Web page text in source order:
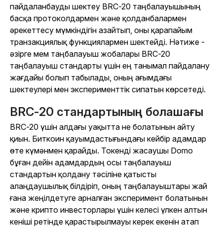
пайдаланбауды шектеу BRC-20 таңбалауышының
басқа протоколдармен және қолданбалармен
әрекеттесу мүмкіндігін азайтып, оны қарапайым
транзакциялық функциялармен шектейді. Нәтиже -
әзірге мем таңбалауыш жобалары BRC-20
таңбалауыш стандарты үшін ең танымал пайдалану
жағдайы болып табылады, оның ағымдағы
шектеулері мен эксперименттік сипатын көрсетеді.
BRC-20 стандартының болашағы
BRC-20 үшін алдағы уақытта не болатынын айту
қиын. Биткоин қауымдастығындағы кейбір адамдар
өте күмәнмен қарайды. Токенді жасаушы Domo
бұған дейін адамдардың осы таңбалауыш
стандартын қолдану тәсіліне қатысты
алаңдаушылық білдіріп, оның таңбалауыштары жай
ғана жеңілдетуге арналған эксперимент болатынын
және крипто инвесторлары үшін келесі үлкен алтын
кеніші ретінде қарастырылмауы керек екенін атап